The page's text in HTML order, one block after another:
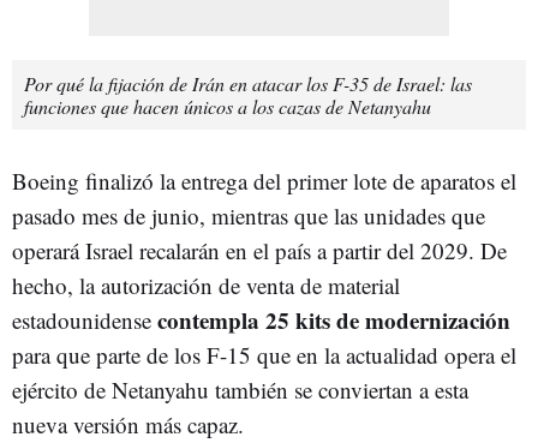
Por qué la fijación de Irán en atacar los F-35 de Israel: las
funciones que hacen únicos a los cazas de Netanyahu
Boeing finalizó la entrega del primer lote de aparatos el
pasado mes de junio, mientras que las unidades que
operará Israel recalarán en el país a partir del 2029. De
hecho, la autorización de venta de material
estadounidense contempla 25 kits de modernización
para que parte de los F-15 que en la actualidad opera el
ejército de Netanyahu también se conviertan a esta
nueva versión más capaz.